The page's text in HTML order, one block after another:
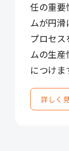
任の重要
ムが円滑
プロセ
ムの生産
につけま
詳しく